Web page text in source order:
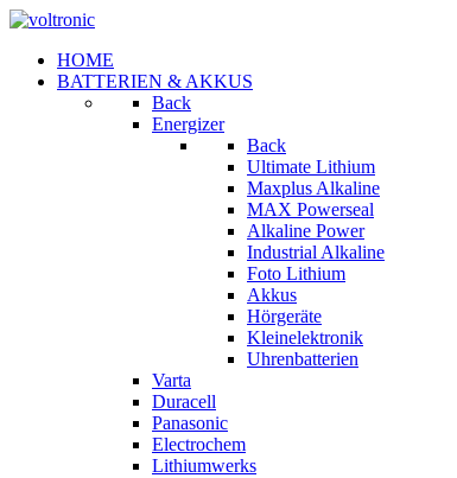
HOME
BATTERIEN & AKKUS
Back
Energizer
Back
Ultimate Lithium
Maxplus Alkaline
MAX Powerseal
Alkaline Power
Industrial Alkaline
Foto Lithium
Akkus
Hörgeräte
Kleinelektronik
Uhrenbatterien
Varta
Duracell
Panasonic
Electrochem
Lithiumwerks